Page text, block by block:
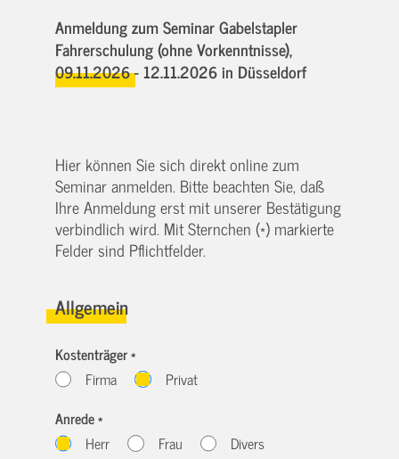
Anmeldung zum Seminar Gabelstapler
Fahrerschulung (ohne Vorkenntnisse),
09.11.2026 - 12.11.2026in Düsseldorf
Hier können Sie sich direkt online zum
Seminar anmelden. Bitte beachten Sie, daß
Ihre Anmeldung erst mit unserer Bestätigung
verbindlich wird. Mit Sternchen (*) markierte
Felder sind Pflichtfelder.
Allgemein
Kostenträger *
Firma
Privat
Anrede *
Herr
Frau Divers